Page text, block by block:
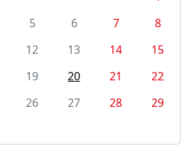
5 6 7
8
12 13 14
15
19 20 21
22
26 27 28
29